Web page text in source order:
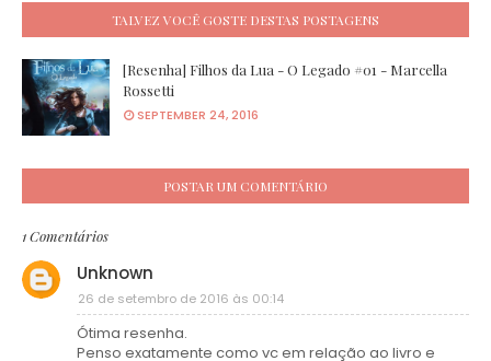
TALVEZ VOCÊ GOSTE DESTAS POSTAGENS
[Resenha] Filhos da Lua - O Legado #01 - Marcella
Rossetti
SEPTEMBER 24, 2016
POSTAR UM COMENTÁRIO
1 Comentários
Unknown
26 de setembro de 2016 às 00:14
Ótima resenha.
Penso exatamente como vc em relação ao livro e